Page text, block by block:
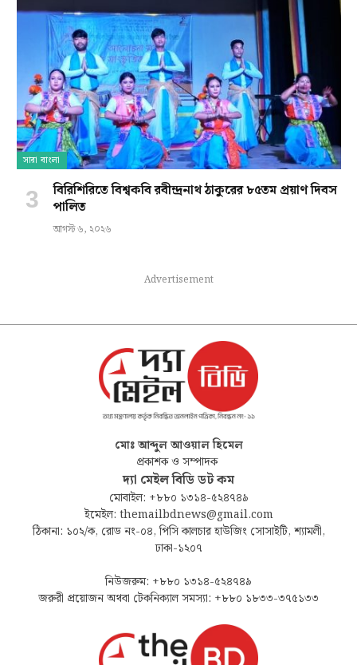
সারা বাংলা
বিরিশিরিতে বিশ্বকবি রবীন্দ্রনাথ ঠাকুরের ৮৫তম প্রয়াণ দিবস
পালিত
আগস্ট ৬, ২০২৬
Advertisement
মোঃ আব্দুল আওয়াল হিমেল
প্রকাশক ও সম্পাদক
দ্যা মেইল বিডি ডট কম
মোবাইল: +৮৮০ ১৩১৪-৫২৪৭৪৯
ইমেইল: themailbdnews@gmail.com
ঠিকানা: ১০২/ক, রোড নং-০৪, পিসি কালচার হাউজিং সোসাইটি, শ্যামলী,
ঢাকা-১২০৭
নিউজরুম: +৮৮০ ১৩১৪-৫২৪৭৪৯
জরুরী প্রয়োজন অথবা টেকনিক্যাল সমস্যা: +৮৮০ ১৮৩৩-৩৭৫১৩৩